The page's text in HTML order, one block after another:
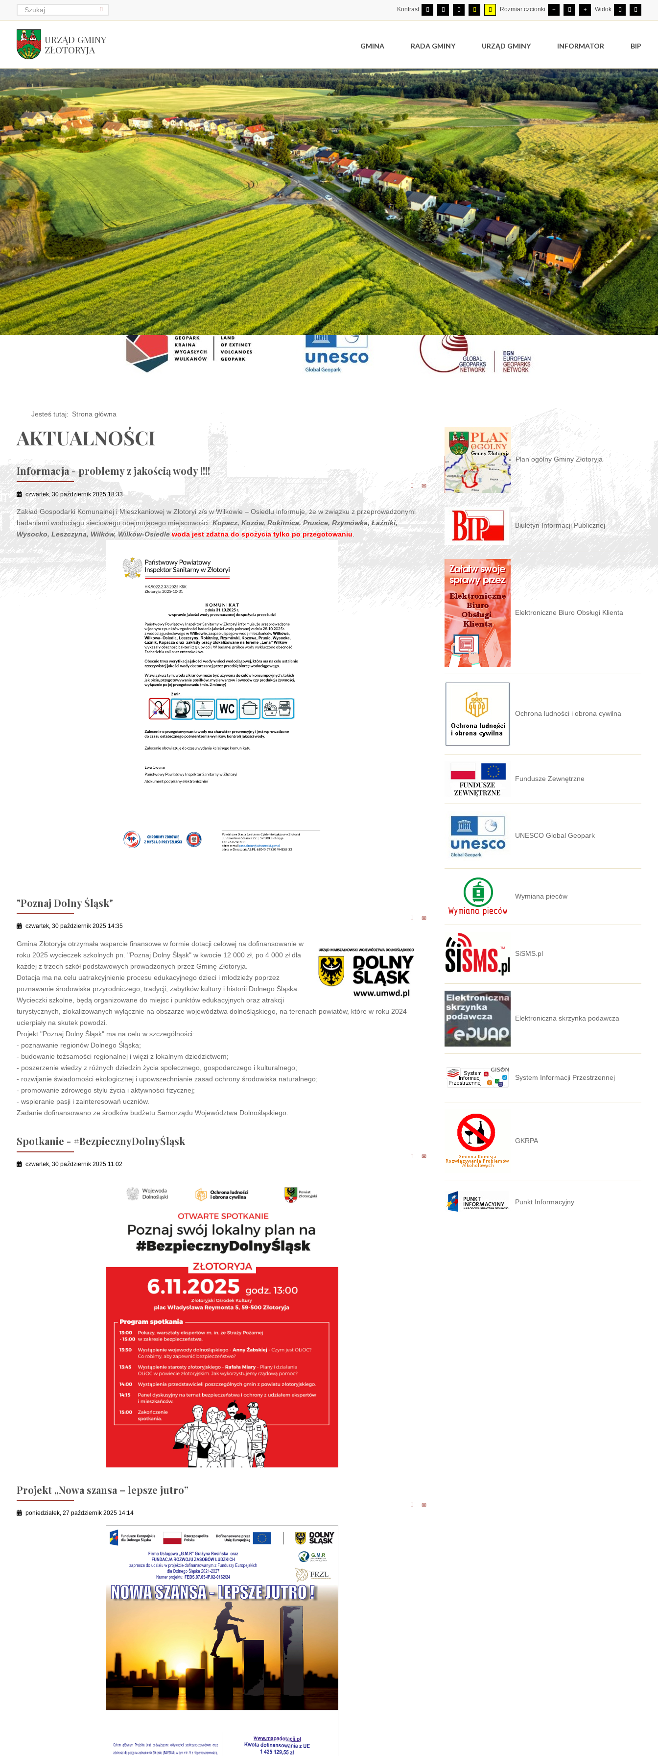
Kontrast Rozmiar czcionki Widok
URZĄD GMINY
ZŁOTORYJA
GMINA RADA GMINY URZĄD GMINY INFORMATOR BIP
Jesteś tutaj: Strona główna
AKTUALNOŚCI
Informacja - problemy z jakością wody !!!!
czwartek, 30 październik 2025 18:33
Zakład Gospodarki Komunalnej i Mieszkaniowej w Złotoryi z/s w Wilkowie – Osiedlu informuje, że w związku z przeprowadzonymi
badaniami wodociągu sieciowego obejmującego miejscowości: Kopacz, Kozów, Rokitnica, Prusice, Rzymówka, Łaźniki,
Wysocko, Leszczyna, Wilków, Wilków-Osiedle woda jest zdatna do spożycia tylko po przegotowaniu
"Poznaj Dolny Śląsk"
czwartek, 30 październik 2025 14:35
Gmina Złotoryja otrzymała wsparcie finansowe w formie dotacji celowej na dofinansowanie w
roku 2025 wycieczek szkolnych pn. "Poznaj Dolny Śląsk" w kwocie 12 000 zł, po 4 000 zł dla
każdej z trzech szkół podstawowych prowadzonych przez Gminę Złotoryja.
Dotacja ma na celu uatrakcyjnienie procesu edukacyjnego dzieci i młodzieży poprzez
poznawanie środowiska przyrodniczego, tradycji, zabytków kultury i historii Dolnego Śląska.
Wycieczki szkolne, będą organizowane do miejsc i punktów edukacyjnych oraz atrakcji
turystycznych, zlokalizowanych wyłącznie na obszarze województwa dolnośląskiego, na terenach powiatów, które w roku 2024
ucierpiały na skutek powodzi.
Projekt "Poznaj Dolny Śląsk" ma na celu w szczególności:
- poznawanie regionów Dolnego Śląska;
- budowanie tożsamości regionalnej i więzi z lokalnym dziedzictwem;
- poszerzenie wiedzy z różnych dziedzin życia społecznego, gospodarczego i kulturalnego;
- rozwijanie świadomości ekologicznej i upowszechnianie zasad ochrony środowiska naturalnego;
- promowanie zdrowego stylu życia i aktywności fizycznej;
- wspieranie pasji i zainteresowań uczniów.
Zadanie dofinansowano ze środków budżetu Samorządu Województwa Dolnośląskiego.
Spotkanie - #BezpiecznyDolnyŚląsk
czwartek, 30 październik 2025 11:02
Projekt „Nowa szansa – lepsze jutro”
poniedziałek, 27 październik 2025 14:14
Plan ogólny Gminy Złotoryja
Biuletyn Informacji Publicznej
Elektroniczne Biuro Obsługi Klienta
Ochrona ludności i obrona cywilna
Fundusze Zewnętrzne
UNESCO Global Geopark
Wymiana pieców
SiSMS.pl
Elektroniczna skrzynka podawcza
System Informacji Przestrzennej
GKRPA
Punkt Informacyjny